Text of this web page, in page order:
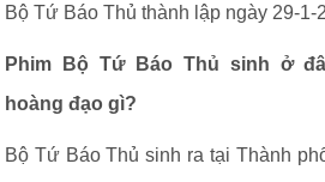
Bộ Tứ Báo Thủ thành lập ngày 29-1-
Phim Bộ Tứ Báo Thủ sinh ở
hoàng đạo gì?
Bộ Tứ Báo Thủ sinh ra tại Thành